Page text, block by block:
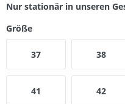
Nur stationär in unseren
Größe
37 38
41 42